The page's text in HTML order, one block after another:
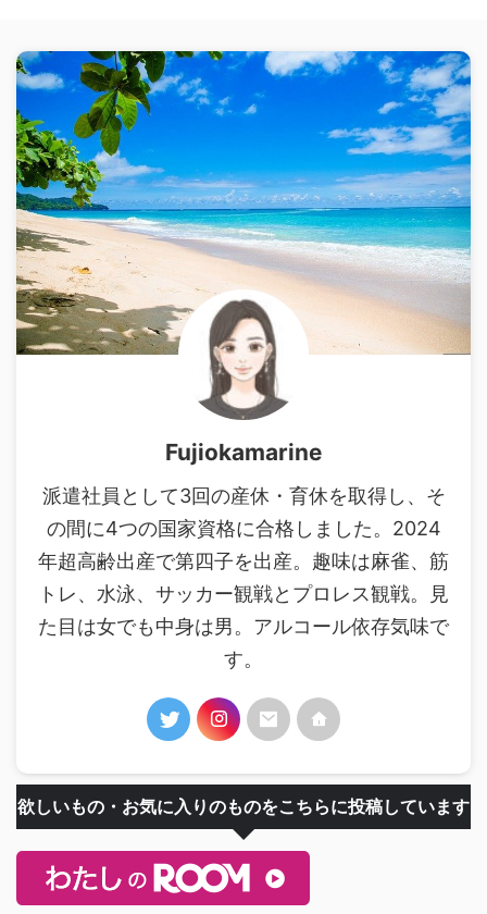
Fujiokamarine
派遣社員として3回の産休・育休を取得し、そ
の間に4つの国家資格に合格しました。2024
年超高齢出産で第四子を出産。趣味は麻雀、筋
トレ、水泳、サッカー観戦とプロレス観戦。見
た目は女でも中身は男。アルコール依存気味で
す。
欲しいもの・お気に入りのものをこちらに投稿しています